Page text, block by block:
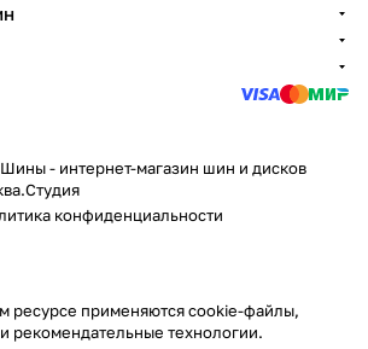
- интернет-магазин шин и дисков
конфиденциальности
ресурсе применяютсяcookie-файлы,
рекомендательные технологии.